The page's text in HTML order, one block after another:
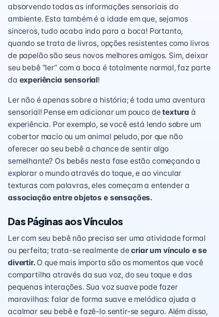
absorvendo todas as informações sensoriais do
ambiente. Esta também é a idade em que, sejamos
sinceros, tudo acaba indo para a boca! Portanto,
quando se trata de livros, opções resistentes como livros
de papelão são seus novos melhores amigos. Sim, deixar
seu bebê “ler” com a boca é totalmente normal, faz parte
da experiência sensorial!
Ler não é apenas sobre a história; é toda uma aventura
sensorial! Pense em adicionar um pouco detexturaà
experiência. Por exemplo, se você está lendo sobre um
cobertor macio ou um animal peludo, por que não
oferecer ao seu bebê a chance de sentir algo
semelhante? Os bebês nesta fase estão começando a
explorar o mundo através do toque, e ao vincular
texturas com palavras, eles começam a entender a
associação entre objetos e sensações.
Das Páginas aos Vínculos
Ler com seu bebê não precisa ser uma atividade formal
ou perfeita; trata-se realmente decriar um vínculo e se
divertir. O que mais importa são os momentos que você
compartilha através da sua voz, do seu toque e das
pequenas interações. Sua voz suave pode fazer
maravilhas: falar de forma suave e melódica ajuda a
acalmar seu bebê e fazê-lo sentir-se seguro. Além disso,